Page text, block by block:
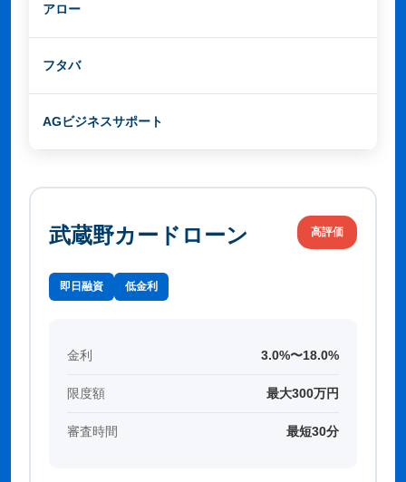
アロー
フタバ
AGビジネスサポート
武蔵野カードローン 高評価
即日融資 低金利
金利 3.0%〜18.0%
限度額 最大300万円
審査時間 最短30分